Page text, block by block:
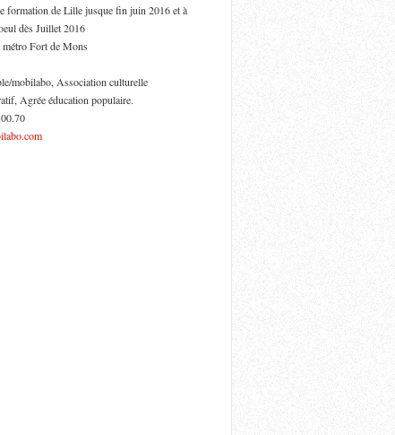
formation de Lille jusque fin juin 2016 et à
dès Juillet 2016
métro Fort de Mons
mobilabo, Association culturelle
Agrée éducation populaire.